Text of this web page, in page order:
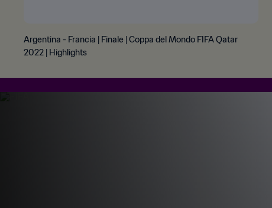
Argentina - Francia | Finale | Coppa del Mondo FIFA Qatar
2022 | Highlights